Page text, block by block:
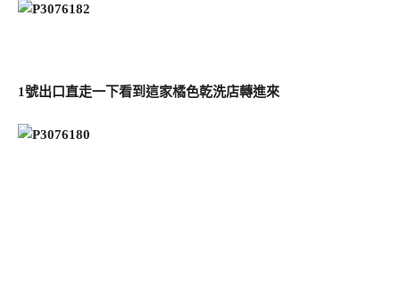
1號出口直走一下看到這家橘色乾洗店轉進來